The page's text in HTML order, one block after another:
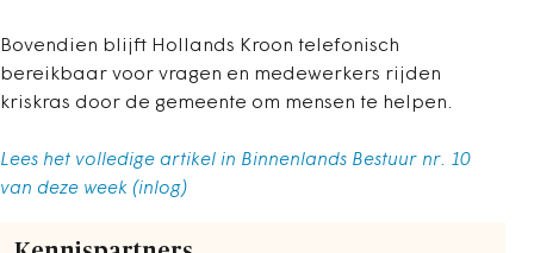
Bovendien blijft Hollands Kroon telefonisch
bereikbaar voor vragen en medewerkers rijden
kriskras door de gemeente om mensen te helpen.
Lees het volledige artikel in Binnenlands Bestuur nr. 10
van deze week (inlog)